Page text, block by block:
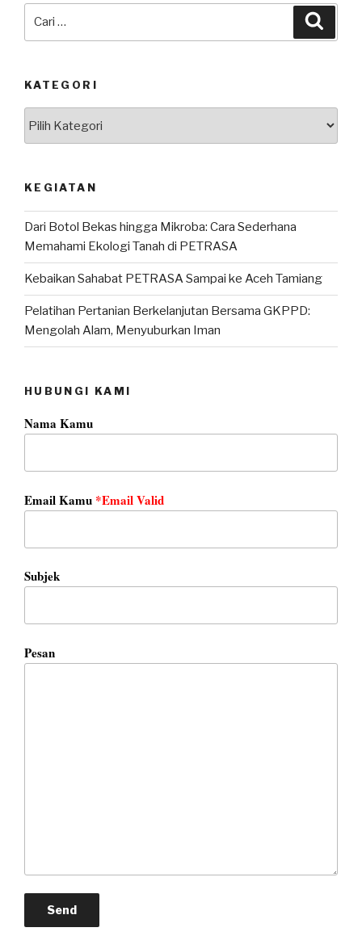
KATEGORI
KEGIATAN
Dari Botol Bekas hingga Mikroba: Cara Sederhana
Memahami Ekologi Tanah di PETRASA
Kebaikan Sahabat PETRASA Sampai ke Aceh Tamiang
Pelatihan Pertanian Berkelanjutan Bersama GKPPD:
Mengolah Alam, Menyuburkan Iman
HUBUNGI KAMI
Nama Kamu
Email Kamu *Email Valid
Subjek
Pesan